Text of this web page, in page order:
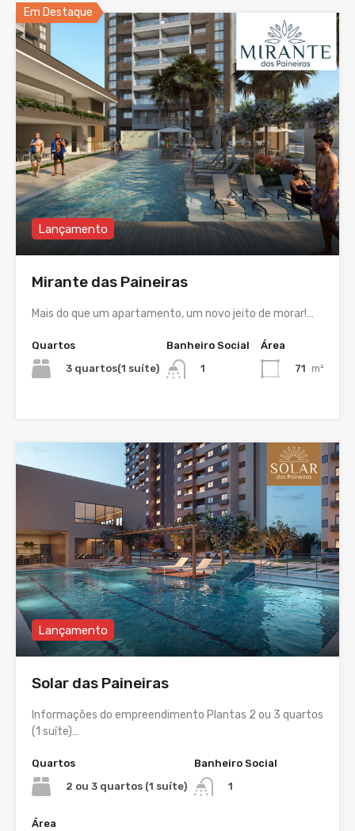
Em Destaque
Lançamento
Mirante das Paineiras
Mais do que um apartamento, um novo jeito de morar!…
Quartos
3 quartos(1 suíte)
Banheiro Social
1
Área
71 m²
Lançamento
Solar das Paineiras
Informações do empreendimento Plantas 2 ou 3 quartos
(1 suíte)…
Quartos
2 ou 3 quartos (1 suíte)
Banheiro Social
1
Área